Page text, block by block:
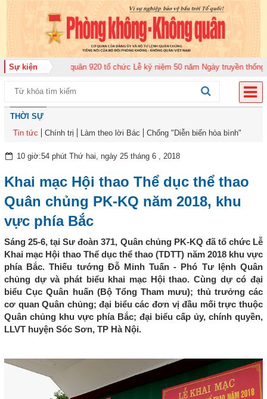
Sự kiện
đoàn Không quân 920 tổ chức Lễ kỷ niệm 50 năm Ngày truyền thống (12-
THỜI SỰ
Tin tức
Chính trị Làm theo lời Bác Chống "Diễn biến hòa bình"
10 giờ:54 phút Thứ hai, ngày 25 tháng 6 , 2018
Khai mạc Hội thao Thể dục thể thao
Quân chủng PK-KQ năm 2018, khu
vực phía Bắc
Sáng 25-6, tại Sư đoàn 371, Quân chủng PK-KQ đã tổ chức Lễ
Khai mạc Hội thao Thể dục thể thao (TDTT) năm 2018 khu vực
phía Bắc. Thiếu tướng Đỗ Minh Tuấn - Phó Tư lệnh Quân
chủng dự và phát biểu khai mạc Hội thao. Cùng dự có đại
biểu Cục Quân huấn (Bộ Tổng Tham mưu); thủ trưởng các
cơ quan Quân chủng; đại biểu các đơn vị đầu mối trực thuộc
Quân chủng khu vực phía Bắc; đại biểu cấp ủy, chính quyền,
LLVT huyện Sóc Sơn, TP Hà Nội.